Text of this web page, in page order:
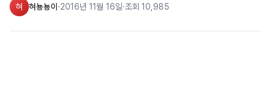
혀 혀뇽뇽이 ·2016년 11월 16일·조회 10,985